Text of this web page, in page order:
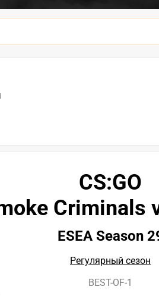
CS:GO
Criminals
ESEA Season
Регулярный сезон
BEST-OF-1